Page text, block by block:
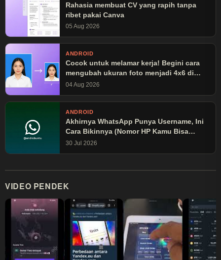
Rahasia membuat CV yang rapih tanpa
ribet pakai Canva
05 Aug 2026
ANDROID
Cocok untuk melamar kerja! Begini cara
mengubah ukuran foto menjadi 4x6 di
Canva
04 Aug 2026
ANDROID
Akhirnya WhatsApp Punya Username, Ini
Cara Bikinnya (Nomor HP Kamu Bisa
Disembunyikan!)
30 Jul 2026
VIDEO PENDEK